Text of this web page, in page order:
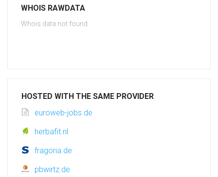
WHOIS RAWDATA
Whois data not found
HOSTED WITH THE SAME PROVIDER
euroweb-jobs.de
herbafit.nl
fragoria.de
pbwirtz.de